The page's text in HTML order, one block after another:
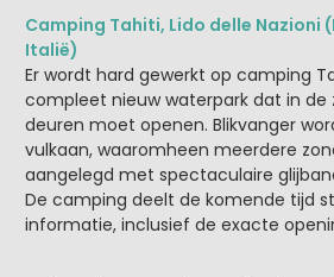
Camping Tahiti, Lido delle Nazioni
Italië)
Er wordt hard gewerkt op camping
compleet nieuw waterpark dat in de
deuren moet openen. Blikvanger
vulkaan, waaromheen meerdere
aangelegd met spectaculaire
De camping deelt de komende tijd
informatie, inclusief de exacte